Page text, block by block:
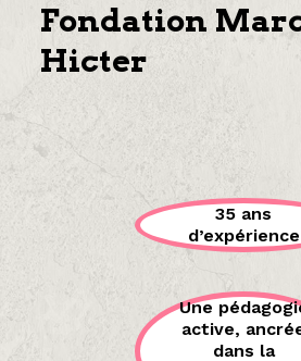
Fondation
Hicter
35 ans
d’expérience
Une
active,
dans la